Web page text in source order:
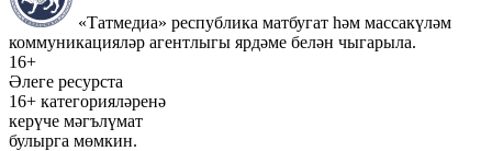
«Татмедиа» республика матбугат һәм массакүләм
коммуникацияләр агентлыгы ярдәме белән чыгарыла.
16+
Әлеге ресурста
16+ категорияләренә
керүче мәгълүмат
булырга мөмкин.